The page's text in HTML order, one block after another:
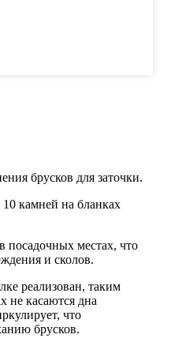
брусков для заточки.
камней на бланках
местах, что
и сколов.
реализован, таким
не касаются дна
что
брусков.